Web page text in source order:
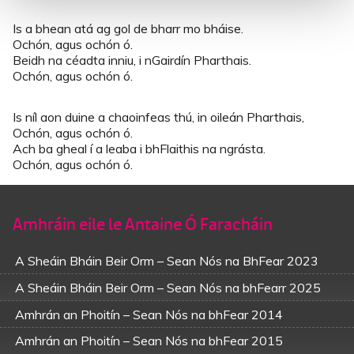
Is a bhean atá ag gol de bharr mo bháise.
Ochón, agus ochón ó.
Beidh na céadta inniu, i nGairdín Pharthais.
Ochón, agus ochón ó.
Is níl aon duine a chaoinfeas thú, in oileán Pharthais,
Ochón, agus ochón ó.
Ach ba gheal í a leaba i bhFlaithis na ngrásta.
Ochón, agus ochón ó.
Amhráin eile le Antaine Ó Faracháin
A Sheáin Bháin Beir Orm – Sean Nós na BhFear 2023
A Sheáin Bháin Beir Orm – Sean Nós na bhFearr 2025
Amhrán an Phoitín – Sean Nós na bhFear 2014
Amhrán an Phoitín – Sean Nós na bhFear 2015